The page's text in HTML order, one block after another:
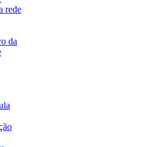
rede
da